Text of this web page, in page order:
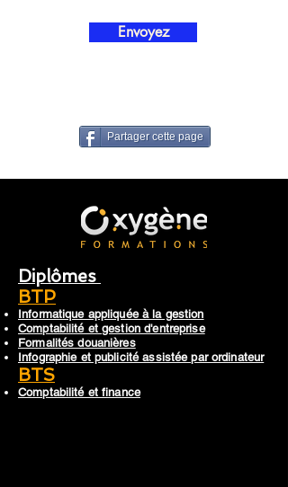
Envoyez
Partager cette page
Diplômes
BTP
Informatique appliquée à la gestion
Comptabilité et gestion d'entreprise
Formalités douanières
Infographie et publicité assistée par ordinateur
BTS
Comptabilité et finance